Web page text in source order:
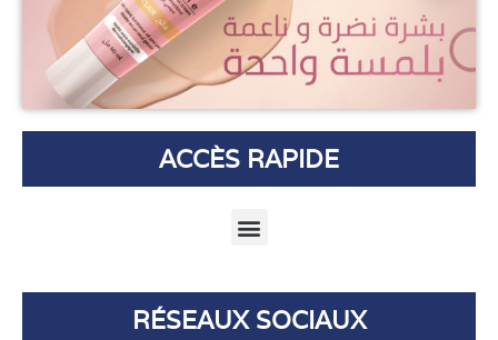
ACCÈS RAPIDE
Menu
RÉSEAUX SOCIAUX